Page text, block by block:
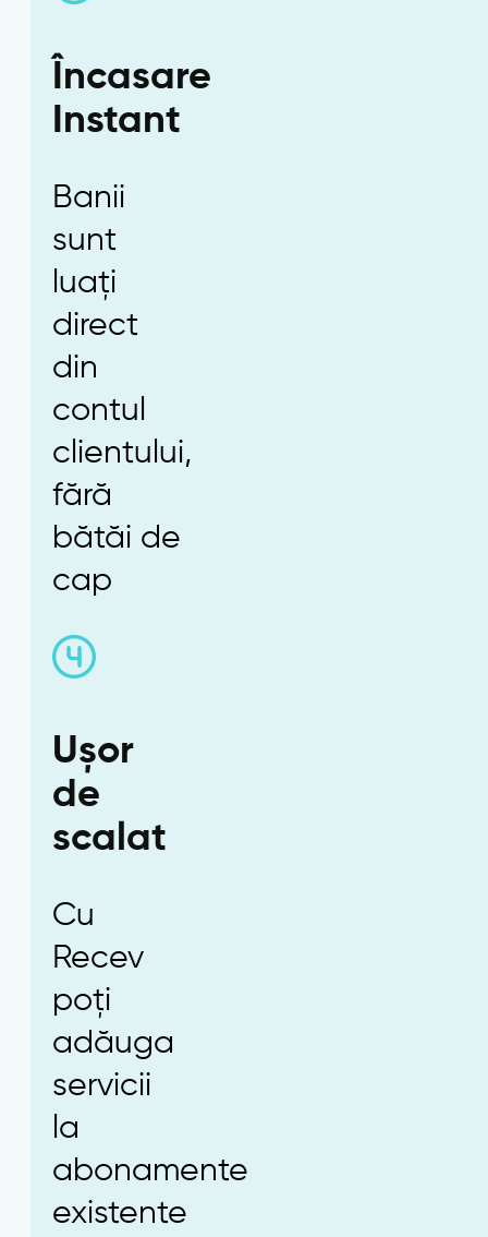
Încasare
Instant
Banii
sunt
luați
direct
din
contul
clientului,
fără
bătăi de
cap
Ușor
de
scalat
Cu
Recev
poți
adăuga
servicii
la
abonamente
existente